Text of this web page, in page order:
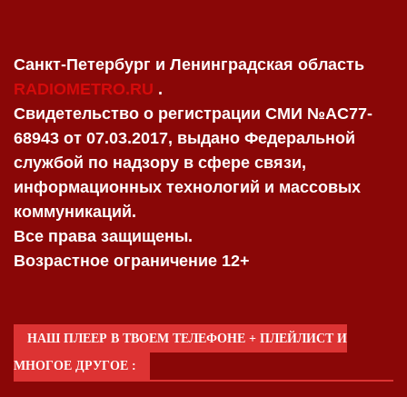
Санкт-Петербург и Ленинградская область
RADIOMETRO.RU .
Свидетельство о регистрации СМИ №AC77-
68943 от 07.03.2017, выдано Федеральной
службой по надзору в сфере связи,
информационных технологий и массовых
коммуникаций.
Все права защищены.
Возрастное ограничение 12+
НАШ ПЛЕЕР В ТВОЕМ ТЕЛЕФОНЕ + ПЛЕЙЛИСТ И
МНОГОЕ ДРУГОЕ :